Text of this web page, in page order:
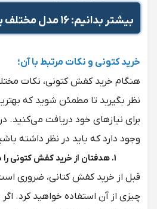
بیشتر بدانیم:16 مدل مختلف برای بستن بند کتانی
خرید کتونی و نکات مرتبط با آن؛
هنگام خرید کفش کتونی، نکات
نظر بگیرید تا مطمئن شوید که
برای نیازهای خود دریافت می‌کنید.
وجود دارد که باید در نظر داشته
1. هدفتان از خرید کفش کتونی را در نظر بگیرید.
قبل از خرید کفش کتانی، ضروری
چیزی از آن استفاده خواهید کرد.